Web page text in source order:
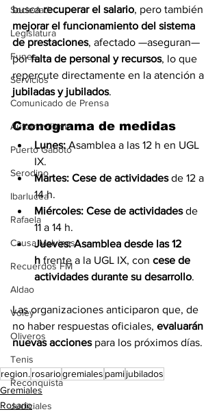
Sociedad
Legislatura
Funes
Servicios
Comunicado de Prensa
Automovilismo
Puerto Gaboto
Serodino
Ibarlucea
Rafaela
Causa Malvinas
Recuerdos FM
Aldao
Voley
Oliveros
Tenis
Reconquista
Judiciales
busca recuperar el salario, pero también
mejorar el funcionamiento del sistema
de prestaciones, afectado —aseguran—
por falta de personal y recursos, lo que
repercute directamente en la atención a
jubiladas y jubilados.
Cronograma de medidas
Lunes: Asamblea a las 12 h en UGL
IX.
Martes: Cese de actividades de 12 a
14 h.
Miércoles: Cese de actividades de
11 a 14 h.
Jueves: Asamblea desde las 12
h frente a la UGL IX, con cese de
actividades durante su desarrollo.
Las organizaciones anticiparon que, de
no haber respuestas oficiales, evaluarán
nuevas acciones para los próximos días.
region. rosariogremiales pamijubilados
Gremiales
Rosario